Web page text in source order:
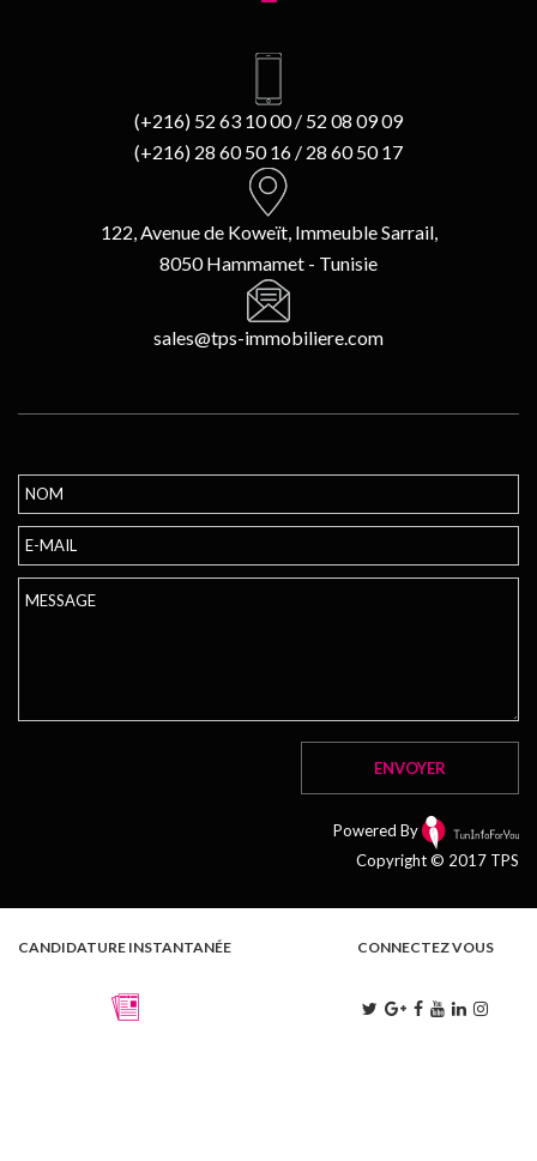
(+216) 52 63 10 00 / 52 08 09 09
(+216) 28 60 50 16 / 28 60 50 17
122, Avenue de Koweït, Immeuble Sarrail,
8050 Hammamet - Tunisie
sales@tps-immobiliere.com
Powered By
Copyright © 2017 TPS
CANDIDATURE INSTANTANÉE CONNECTEZ VOUS